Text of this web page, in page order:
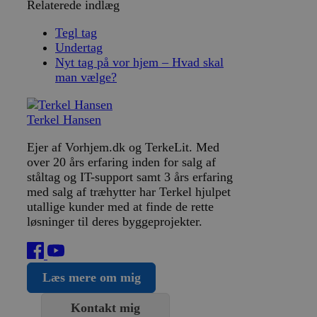
Relaterede indlæg
Tegl tag
Undertag
Nyt tag på vor hjem – Hvad skal
man vælge?
Terkel Hansen
Ejer af Vorhjem.dk og TerkeLit. Med
over 20 års erfaring inden for salg af
ståltag og IT-support samt 3 års erfaring
med salg af træhytter har Terkel hjulpet
utallige kunder med at finde de rette
løsninger til deres byggeprojekter.
Læs mere om mig
Kontakt mig
kontostyring. Hjemmesiden kan ikke bruges korrekt
Navn
CookieScriptConsent
CookieScript
Storage declaration
Navn
Privacy Policy